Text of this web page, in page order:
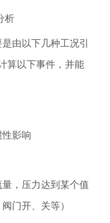
析
由以下几种工况引
算以下事件，并能
影响
，压力达到某个值
门开、关等）